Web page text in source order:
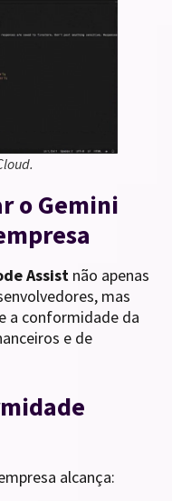
o Gemini
Assist não apenas
mas
a conformidade da
e de
alcança: